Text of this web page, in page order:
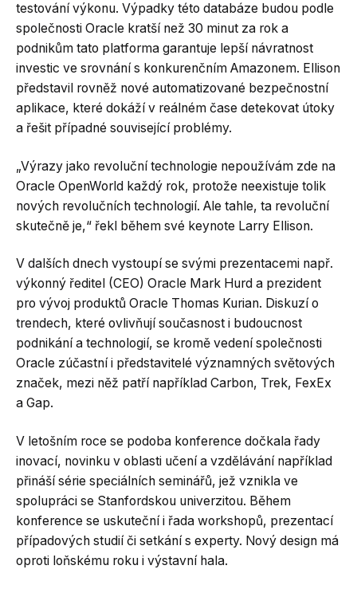
testování výkonu. Výpadky této databáze budou podle
společnosti Oracle kratší než 30 minut za rok a
podnikům tato platforma garantuje lepší návratnost
investic ve srovnání s konkurenčním Amazonem. Ellison
představil rovněž nové automatizované bezpečnostní
aplikace, které dokáží v reálném čase detekovat útoky
a řešit případné související problémy.
„Výrazy jako revoluční technologie nepoužívám zde na
Oracle OpenWorld každý rok, protože neexistuje tolik
nových revolučních technologií. Ale tahle, ta revoluční
skutečně je,“ řekl během své keynote Larry Ellison.
V dalších dnech vystoupí se svými prezentacemi např.
výkonný ředitel (CEO) Oracle Mark Hurd a prezident
pro vývoj produktů Oracle Thomas Kurian. Diskuzí o
trendech, které ovlivňují současnost i budoucnost
podnikání a technologií, se kromě vedení společnosti
Oracle zúčastní i představitelé významných světových
značek, mezi něž patří například Carbon, Trek, FexEx
a Gap.
V letošním roce se podoba konference dočkala řady
inovací, novinku v oblasti učení a vzdělávání například
přináší série speciálních seminářů, jež vznikla ve
spolupráci se Stanfordskou univerzitou. Během
konference se uskuteční i řada workshopů, prezentací
případových studií či setkání s experty. Nový design má
oproti loňskému roku i výstavní hala.